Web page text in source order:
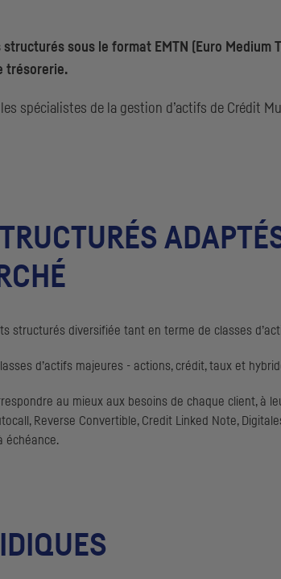
structurés sous le format EMTN Euro Medium
trésorerie.
spécialistes de la gestion d’actifs de Crédit
structurés diversifiée tant en terme de classes
d’actifs majeures - actions, crédit, taux et
au mieux aux besoins de chaque client, à
Reverse Convertible, Credit Linked Note,
échéance.